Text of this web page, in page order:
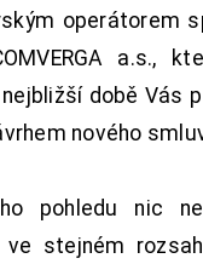
operátorem
a.s.,
době Vás
nového
pohledu nic
ve stejném